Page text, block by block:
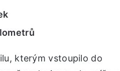
kterým vstoupilo do